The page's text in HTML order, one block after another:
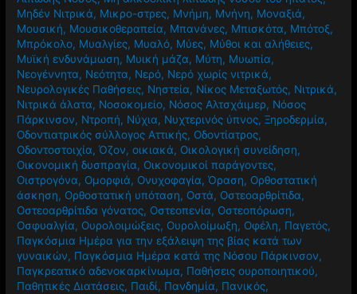
Μηδέν Νιτρικά, Μικρο-στρες, Μνήμη, Μνήνη, Μοναξιά,
Μουσική, Μουσικοθεραπεία, Μπανάνες, Μπισκότα, Μπότοξ,
Μπρόκολο, Μυαλγίες, Μυαλό, Μύες, Μύθοι και αλήθειες,
Μυϊκή ενδυνάμωση, Μυική μάζα, Μύτη, Μυωπία,
Νεογέννητα, Νεότητα, Νερό, Νερό χωρίς νιτρικά,
Νευρολογικές Παθήσεις, Νηστεία, Νίκος Μεταξωτός, Νιτρικά,
Νιτρικά άλατα, Νοσοκομείο, Νόσος Αλτσχάιμερ, Νόσος
Πάρκινσον, Ντροπή, Νύχια, Νυχτερινός ύπνος,Ξηροδερμία,
Οδοντιατρικός σύλλογος Αττικής, Οδοντίατρος,
Οδοντοστοιχία,Όζον,οικιακά, Οικολογική συνείδηση,
Οικονομική δυσπραγία, Οικονομικοί παράγοντες,
Οιστρογόνα, Ομορφιά, Ονυχοφαγία,Όραση, Ορθοστατική
άσκηση, Ορθοστατική υπόταση, Οστά, Οστεοαρθρίτιδα,
Οστεοαρθρίτιδα γόνατος, Οστεοπενία, Οστεοπόρωση,
Οσφυαλγία, Ουρολοιμώξεις, Ουρολοίμωξη, Οφέλη, Παγετός,
Παγκόσμια Ημέρα για την εξάλειψη της βίας κατά των
γυναικών, Παγκόσμια Ημέρα κατά της Νόσου Πάρκινσον,
Παγκρεατικό αδενοκαρκίνωμα, Παθήσεις ουροποιητικού,
Παθητικές Διατάσεις, Παιδί, Πανδημία, Πανικός,